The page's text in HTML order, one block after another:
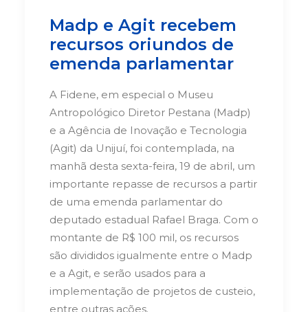
Madp e Agit recebem
recursos oriundos de
emenda parlamentar
A Fidene, em especial o Museu
Antropológico Diretor Pestana (Madp)
e a Agência de Inovação e Tecnologia
(Agit) da Unijuí, foi contemplada, na
manhã desta sexta-feira, 19 de abril, um
importante repasse de recursos a partir
de uma emenda parlamentar do
deputado estadual Rafael Braga. Com o
montante de R$ 100 mil, os recursos
são divididos igualmente entre o Madp
e a Agit, e serão usados para a
implementação de projetos de custeio,
entre outras ações.